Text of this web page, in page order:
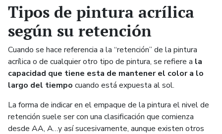
Tipos de pintura acrílica
según su retención
Cuando se hace referencia a la “retención” de la pintura
acrílica o de cualquier otro tipo de pintura, se refiere a la
capacidad que tiene esta de mantener el color a lo
largo del tiempo cuando está expuesta al sol.
La forma de indicar en el empaque de la pintura el nivel de
retención suele ser con una clasificación que comienza
desde AA, A…y así sucesivamente, aunque existen otros